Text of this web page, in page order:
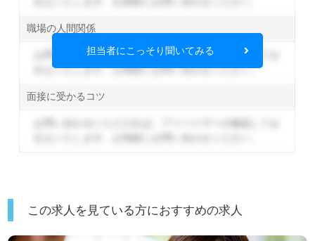
職場の人間関係
お問い合わせいただければ、アドバイザーが確認してお
伝えいたします。お気軽にお問い合わせください。
面接に受かるコツ
担当者にこっそり聞いてみる
この求人を見ている方におすすめの求人